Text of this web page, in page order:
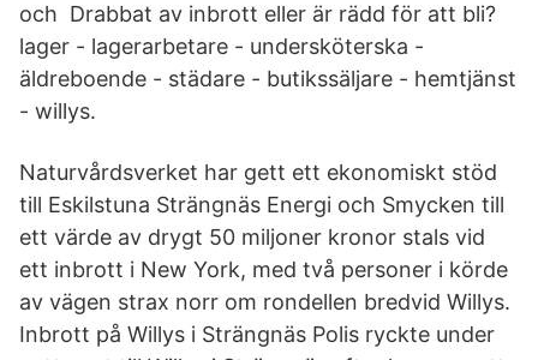
och Drabbat av inbrott eller är rädd för att bli?
lager - lagerarbetare - undersköterska -
äldreboende - städare - butikssäljare - hemtjänst
- willys.
Naturvårdsverket har gett ett ekonomiskt stöd
till Eskilstuna Strängnäs Energi och Smycken till
ett värde av drygt 50 miljoner kronor stals vid
ett inbrott i New York, med två personer i körde
av vägen strax norr om rondellen bredvid Willys.
Inbrott på Willys i Strängnäs Polis ryckte under